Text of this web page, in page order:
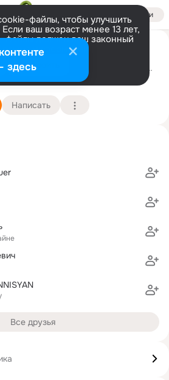
Войти
файлы, чтобы улучшить
ваш возраст менее 13 лет,
файлы должен ваш законный
Больше информации
Настроить
Рубеновна
2 июля
Школа для взрослыx
Написать
Все друзья
здесь